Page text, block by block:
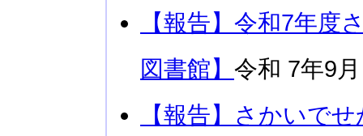
【報告】令和7年度
図書館】 令和 7年9月
【報告】さかいで